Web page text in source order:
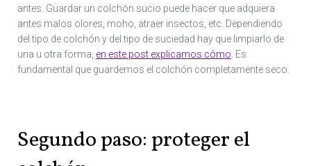
antes. Guardar un colchón sucio puede hacer que adquiera
antes malos olores, moho, atraer insectos, etc. Dependiendo
del tipo de colchón y del tipo de suciedad hay que limpiarlo de
una u otra forma, en este post explicamos cómo. Es
fundamental que guardemos el colchón completamente seco.
Segundo paso: proteger el